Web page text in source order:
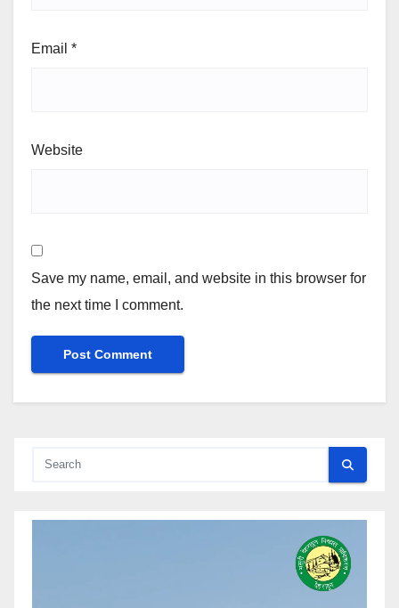
Email *
Website
Save my name, email, and website in this browser for
the next time I comment.